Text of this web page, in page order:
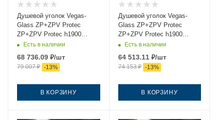
Душевой уголок Vegas-
Glass ZP+ZPV Protec
ZP+ZPV Protec h1900
145*100 02М 10 145х100
стекло матовое профиль
черный без поддона
Есть в наличии
68 736.09 ₽/шт
79 007₽ -13%
В КОРЗИНУ
Душевой уголок Vegas-
Glass ZP+ZPV Protec
ZP+ZPV Protec h1900
145*100 02М 01 145х100
стекло прозрачное
профиль черный без
поддона
Есть в наличии
64 513.11₽/шт
74 153₽ -13%
В КОРЗИНУ